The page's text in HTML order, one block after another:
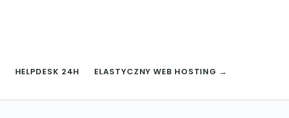
HELPDESK 24H ELASTYCZNY WEB HOSTING →